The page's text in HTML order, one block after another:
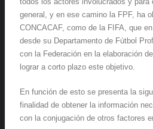
general, y en ese camino la FPF, ha
CONCACAF, como de la FIFA, que
desde su Departamento de Fútbol
con la Federación en la elaboración
lograr a corto plazo este objetivo.
En función de esto se presenta la
finalidad de obtener la información
con la conjugación de otros factores